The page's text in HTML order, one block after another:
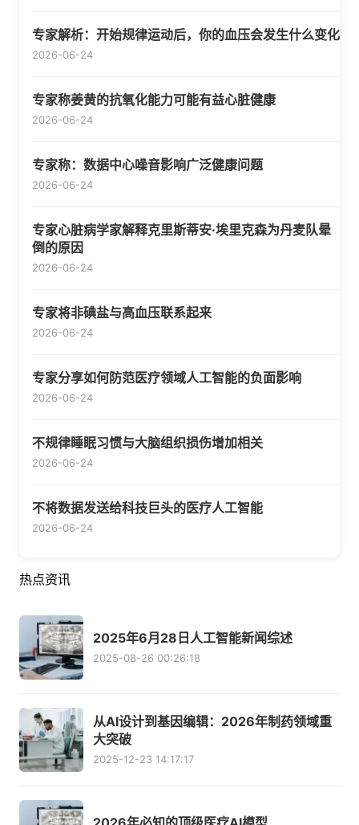
专家解析：开始规律运动后，你的血压会发生什么变化
2026-06-24
专家称姜黄的抗氧化能力可能有益心脏健康
2026-06-24
专家称：数据中心噪音影响广泛健康问题
2026-06-24
专家心脏病学家解释克里斯蒂安·埃里克森为丹麦队晕
倒的原因
2026-06-24
专家将非碘盐与高血压联系起来
2026-06-24
专家分享如何防范医疗领域人工智能的负面影响
2026-06-24
不规律睡眠习惯与大脑组织损伤增加相关
2026-06-24
不将数据发送给科技巨头的医疗人工智能
2026-06-24
热点资讯
2025年6月28日人工智能新闻综述
2025-08-26 00:26:18
从AI设计到基因编辑：2026年制药领域重
大突破
2025-12-23 14:17:17